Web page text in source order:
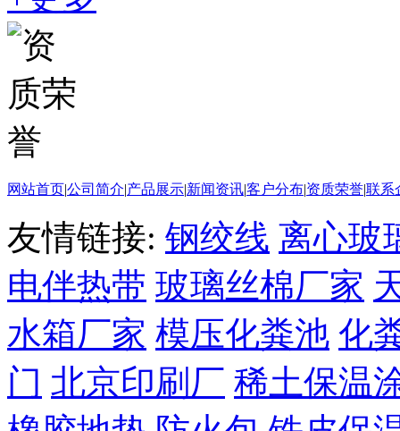
网站首页|公司简介|产品展示|新闻资讯|客户分布|资质荣誉|联系
友情链接: 钢绞线 离心玻
电伴热带 玻璃丝棉厂家
水箱厂家 模压化粪池 化
门 北京印刷厂 稀土保温